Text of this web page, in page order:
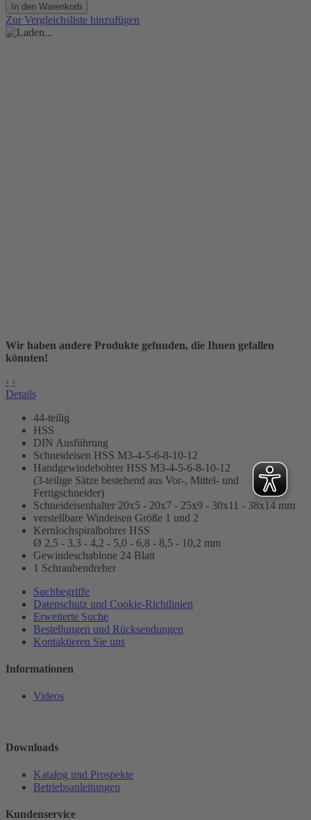
In den Warenkorb
Zur Vergleichsliste hinzufügen
Wir haben andere Produkte gefunden, die Ihnen gefallen
könnten!
‹ ›
Details
44-teilig
HSS
DIN Ausführung
Schneideisen HSS M3-4-5-6-8-10-12
Handgewindebohrer HSS M3-4-5-6-8-10-12
(3-teilige Sätze bestehend aus Vor-, Mittel- und
Fertigschneider)
Schneideisenhalter 20x5 - 20x7 - 25x9 - 30x11 - 38x14 mm
verstellbare Windeisen Größe 1 und 2
Kernlochspiralbohrer HSS
Ø 2,5 - 3,3 - 4,2 - 5,0 - 6,8 - 8,5 - 10,2 mm
Gewindeschablone 24 Blatt
1 Schraubendreher
Suchbegriffe
Datenschutz und Cookie-Richtlinien
Erweiterte Suche
Bestellungen und Rücksendungen
Kontaktieren Sie uns
Informationen
Videos
Downloads
Katalog und Prospekte
Betriebsanleitungen
Kundenservice